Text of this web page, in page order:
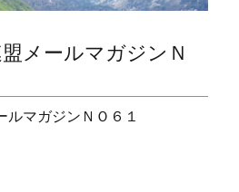
メールマガジンＮ
マガジンＮＯ６１